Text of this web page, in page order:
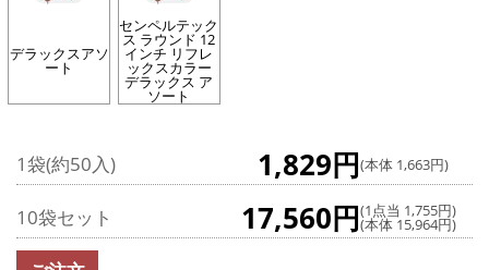
デラックスアソ
ート
センペルテック
ス ラウンド 12
インチ リフレ
ックスカラー
デラックス ア
ソート
1袋(約50入) 1,829円(本体 1,663円)
10袋セット 17,560円(1点当 1,755円)
(本体 15,964円)